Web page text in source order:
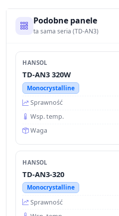
Podobne panele
ta sama seria (TD-AN3)
HANSOL
TD-AN3 320W
Monocrystalline
Sprawność
Wsp. temp.
Waga
HANSOL
TD-AN3-320
Monocrystalline
Sprawność